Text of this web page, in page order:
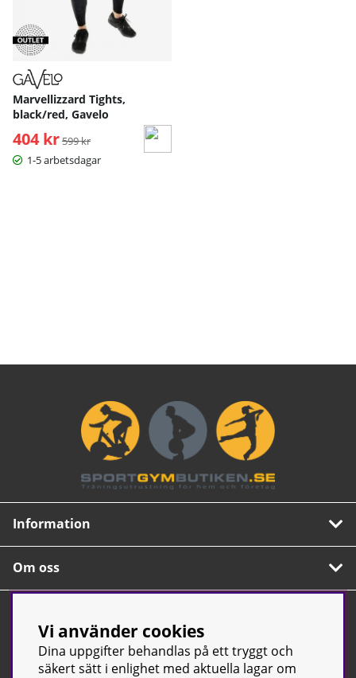
Marvellizzard Tights,
black/red, Gavelo
404 kr Ordinarie pris:
599 kr
1-5 arbetsdagar
Information
Om oss
Prenumerera på vårt populära nyhetsbrev. Innehåller
tips, nyheter och våra allra bästa erbjudanden.
Vi använder cookies
Dina uppgifter behandlas på ett tryggt och
säkert sätt i enlighet med aktuella lagar om